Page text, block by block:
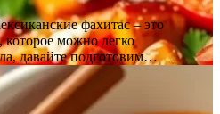
фахитас – это
можно легко
давайте подготовим…